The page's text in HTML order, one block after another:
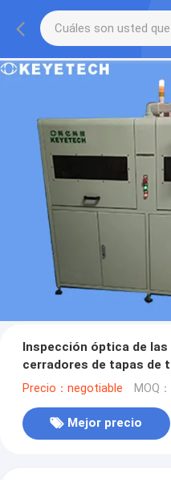
Inspección óptica de las
cerradores de tapas de
Precio：negotiable MOQ
Mejor precio